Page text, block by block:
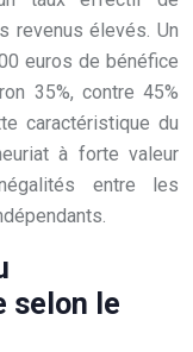
revenus élevés. Un
euros de bénéfice
35%, contre 45%
caractéristique du
à forte valeur
entre les
selon le